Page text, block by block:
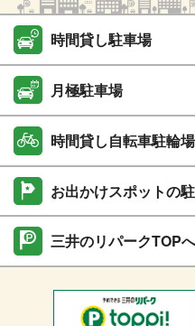
時間貸し駐車場
月極駐車場
時間貸し自転車駐輪場
お出かけスポットの
三井のリパークTOPへ